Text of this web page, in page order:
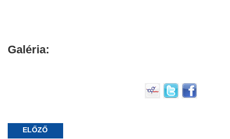
Galéria:
ELŐZŐ